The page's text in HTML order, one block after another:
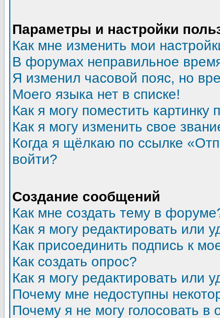
Параметры и настройки
Как мне изменить мои
В форумах неправильное
Я изменил часовой пояс, но
Моего языка нет в списке!
Как я могу поместить
Как я могу изменить свое
Когда я щёлкаю по ссылке
войти?
Создание сообщений
Как мне создать тему в
Как я могу редактировать или
Как присоединить подпись к
Как создать опрос?
Как я могу редактировать или
Почему мне недоступны
Почему я не могу голосовать в